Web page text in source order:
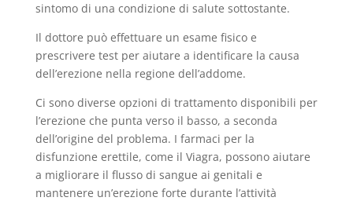
sintomo di una condizione di salute sottostante.
Il dottore può effettuare un esame fisico e
prescrivere test per aiutare a identificare la causa
dell’erezione nella regione dell’addome.
Ci sono diverse opzioni di trattamento disponibili per
l’erezione che punta verso il basso, a seconda
dell’origine del problema. I farmaci per la
disfunzione erettile, come il Viagra, possono aiutare
a migliorare il flusso di sangue ai genitali e
mantenere un’erezione forte durante l’attività